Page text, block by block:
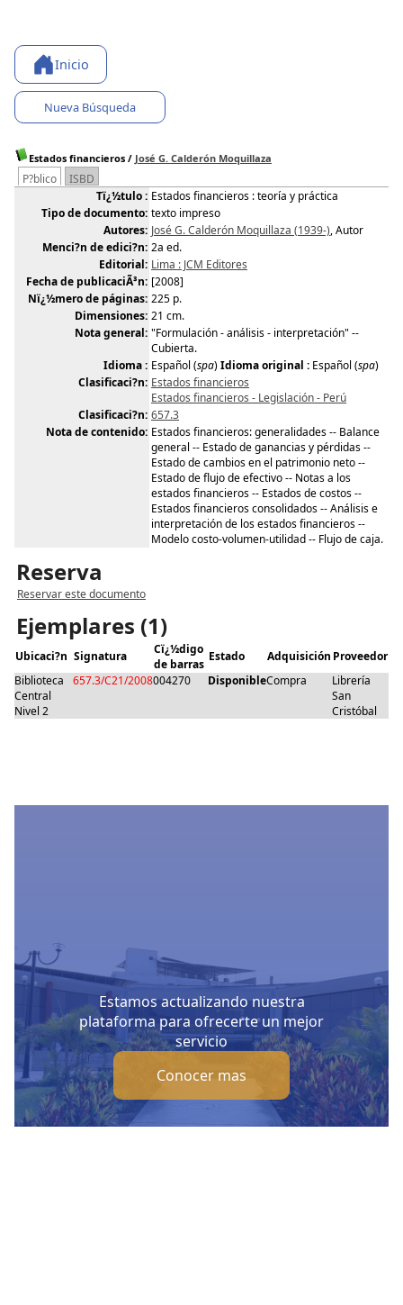
Inicio
Nueva Búsqueda
Estados financieros / José G. Calderón Moquillaza
P?blico
ISBD
Tï¿½tulo : Estados financieros : teoría y práctica
Tipo de documento: texto impreso
Autores: José G. Calderón Moquillaza (1939-), Autor
Menci?n de edici?n: 2a ed.
Editorial: Lima : JCM Editores
Fecha de publicaciÃ³n: [2008]
Nï¿½mero de páginas: 225 p.
Dimensiones: 21 cm.
Nota general: "Formulación - análisis - interpretación" --
Cubierta.
Idioma : Español (spa)Idioma original : Español (spa)
Clasificaci?n: Estados financieros
Estados financieros - Legislación - Perú
Clasificaci?n: 657.3
Nota de contenido: Estados financieros: generalidades -- Balance
general -- Estado de ganancias y pérdidas --
Estado de cambios en el patrimonio neto --
Estado de flujo de efectivo -- Notas a los
estados financieros -- Estados de costos --
Estados financieros consolidados -- Análisis e
interpretación de los estados financieros --
Modelo costo-volumen-utilidad -- Flujo de caja.
Reserva
Reservar este documento
Ejemplares (1)
Ubicaci?n Signatura
Cï¿½digo
de barras
Estado Adquisición Proveedor
Biblioteca
Central
Nivel 2
657.3/C21/2008004270 DisponibleCompra
Librería
San
Cristóbal
Estamos actualizando nuestra
plataforma para ofrecerte un mejor
servicio
Conocer mas